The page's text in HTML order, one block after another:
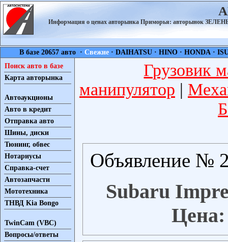
Информация о ценах авторынка Приморья: авторынок
В базе 20657 авто ·Свежие ·DAIHATSU ·HINO ·HONDA ·
Поиск авто в базе
Карта авторынка
Автоаукционы
Авто в кредит
Отправка авто
Шины, диски
Тюнинг, обвес
Нотариусы
Справка-счет
Автозапчасти
Мототехника
ТНВД Kia Bongo
TwinCam (VBC)
Вопросы/ответы
Грузовик
манипулятор |
Объявление №
Subaru
Цена: